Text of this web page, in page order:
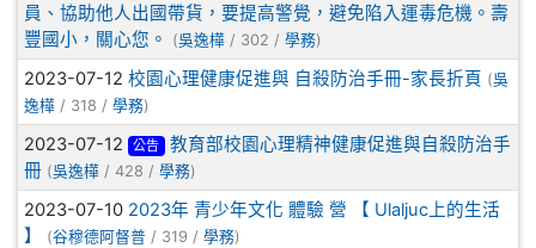
員、協助他人出國帶貨，要提高警覺，避免陷入運毒危機。壽
豐國小，關心您。
(吳逸樺 / 302 / 學務)
2023-07-12 校園心理健康促進與 自殺防治手冊-家長折頁 (吳
逸樺 / 318 / 學務)
2023-07-12 公告
教育部校園心理精神健康促進與自殺防治手
冊 (吳逸樺 / 428 / 學務)
2023-07-10 2023年 青少年文化 體驗 營 【 Ulaljuc上的生活
】
(谷穆德阿督普 / 319 / 學務)